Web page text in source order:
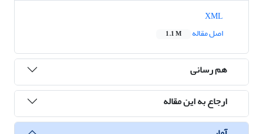
اصل مقاله
1.1 M
هم رسانی
ارجاع به این مقاله